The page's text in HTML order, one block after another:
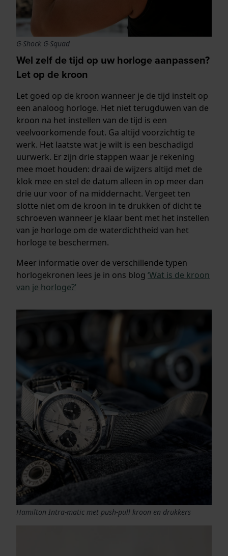
G-Shock G-Squad
Wel zelf de tijd op uw horloge aanpassen?
Let op de kroon
Let goed op de kroon wanneer je de tijd instelt op
een analoog horloge. Het niet terugduwen van de
kroon na het instellen van de tijd is een
veelvoorkomende fout. Ga altijd voorzichtig te
werk. Het laatste wat je wilt is een beschadigd
uurwerk. Er zijn drie stappen waar je rekening
mee moet houden: draai de wijzers altijd met de
klok mee en stel de datum alleen in op meer dan
drie uur voor of na middernacht. Vergeet ten
slotte niet om de kroon in te drukken of dicht te
schroeven wanneer je klaar bent met het instellen
van je horloge om de waterdichtheid van het
horloge te beschermen.
Meer informatie over de verschillende typen
horlogekronen lees je in ons blog ‘Wat is de kroon
van je horloge?’
Hamilton Intra-matic met push-pull kroon en drukkers